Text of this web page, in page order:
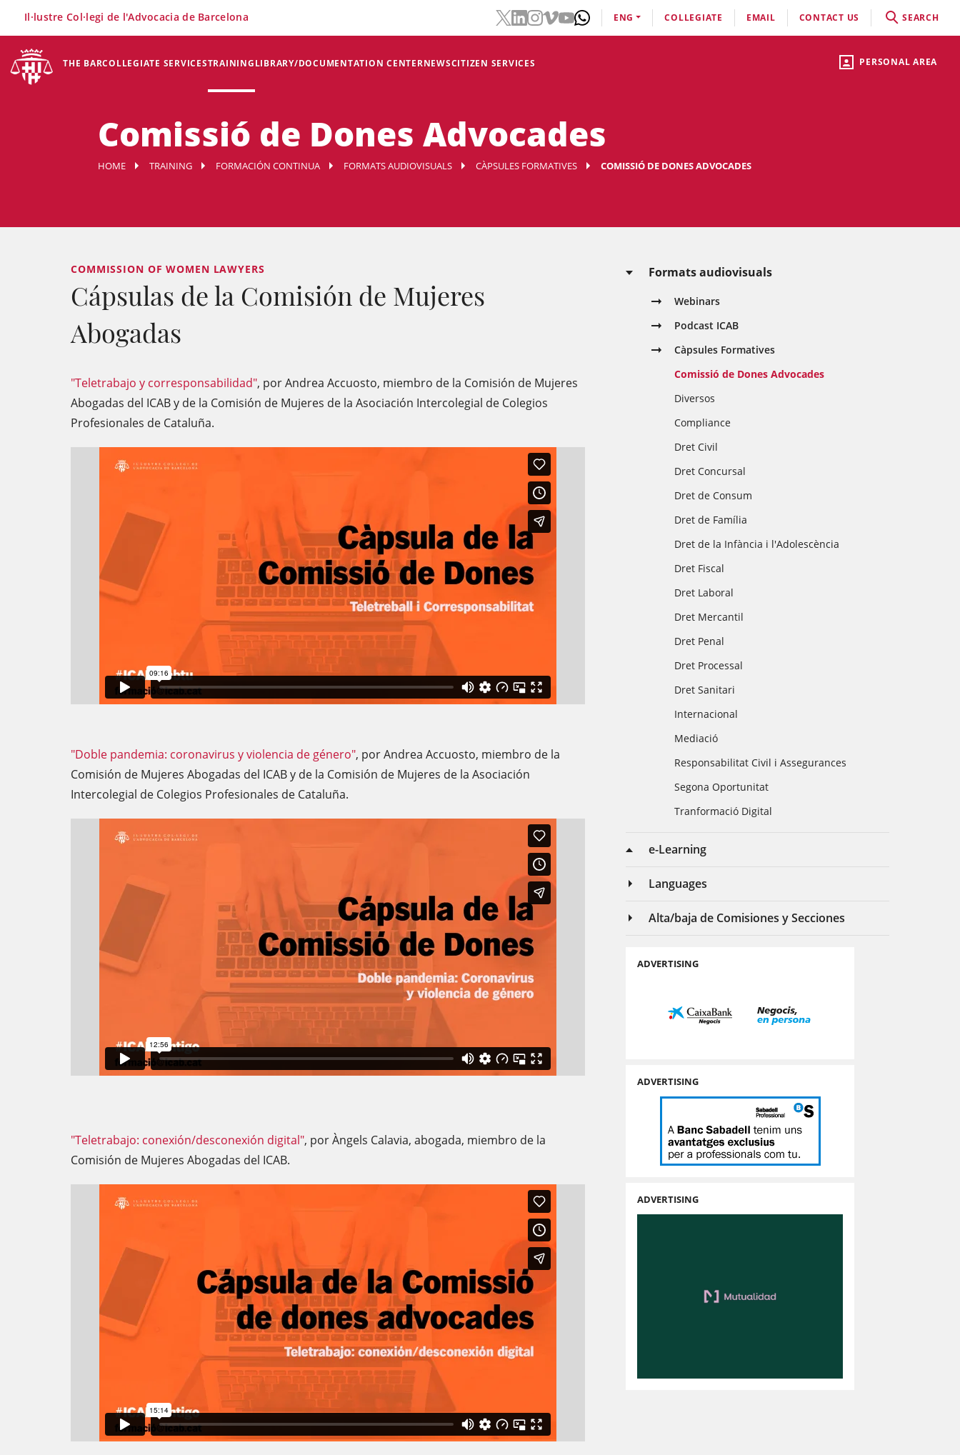
PERSONAL AREA
THE BARCOLLEGIATE SERVICESTRAININGLIBRARY/DOCUMENTATION CENTERNEWSCITIZEN SERVICES
Il·lustre Col·legi de l'Advocacia de Barcelona ENG COLLEGIATE EMAIL CONTACT US SEARCH
Comissió de Dones Advocades
HOME TRAINING FORMACIÓN CONTINUA FORMATS AUDIOVISUALS CÀPSULES FORMATIVES COMISSIÓ DE DONES ADVOCADES
Formats audiovisuals
Webinars
Podcast ICAB
Càpsules Formatives
Comissió de Dones Advocades
Diversos
Compliance
Dret Civil
Dret Concursal
Dret de Consum
Dret de Família
Dret de la Infància i l'Adolescència
Dret Fiscal
Dret Laboral
Dret Mercantil
Dret Penal
Dret Processal
Dret Sanitari
Internacional
Mediació
Responsabilitat Civil i Assegurances
Segona Oportunitat
Tranformació Digital
e-Learning
Languages
Alta/baja de Comisiones y Secciones
ADVERTISING
ADVERTISING
ADVERTISING
COMMISSION OF WOMEN LAWYERS
Cápsulas de la Comisión de Mujeres
Abogadas
"Teletrabajo y corresponsabilidad", por Andrea Accuosto, miembro de la Comisión de Mujeres
Abogadas del ICAB y de la Comisión de Mujeres de la Asociación Intercolegial de Colegios
Profesionales de Cataluña.
"Doble pandemia: coronavirus y violencia de género", por Andrea Accuosto, miembro de la
Comisión de Mujeres Abogadas del ICAB y de la Comisión de Mujeres de la Asociación
Intercolegial de Colegios Profesionales de Cataluña.
"Teletrabajo: conexión/desconexión digital", por Àngels Calavia, abogada, miembro de la
Comisión de Mujeres Abogadas del ICAB.